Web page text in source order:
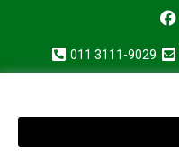
011 3111-9029